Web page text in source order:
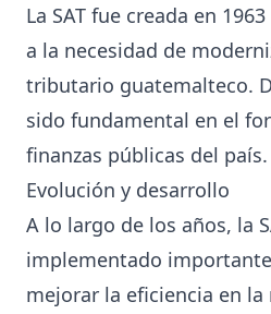
La SAT fue creada en
a la necesidad de
tributario guatemalteco.
sido fundamental en el
finanzas públicas del país.
Evolución y desarrollo
A lo largo de los años, la
implementado
mejorar la eficiencia en la